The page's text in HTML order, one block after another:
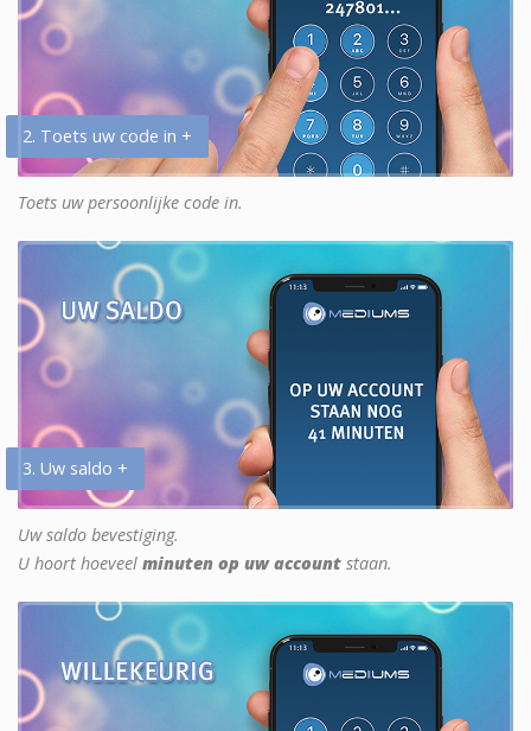
2. Toets uw code in +
Toets uw persoonlijke code in.
3. Uw saldo +
Uw saldo bevestiging.
U hoort hoeveel minuten op uw account staan.